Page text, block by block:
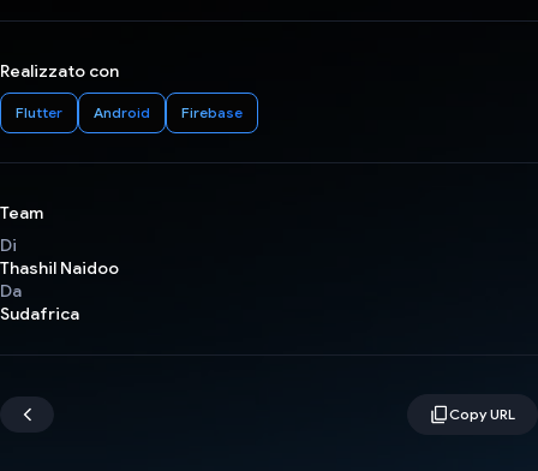
Realizzato con
Flutter Android Firebase
Team
Di
Thashil Naidoo
Da
Sudafrica